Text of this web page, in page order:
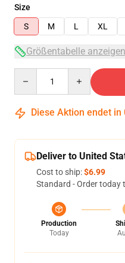
Size
S
M L XL
Größentabelle anzeigen
Diese Aktion endet in
Deliver to United
Cost to ship:$6.99
Standard - Order today
Production
Today